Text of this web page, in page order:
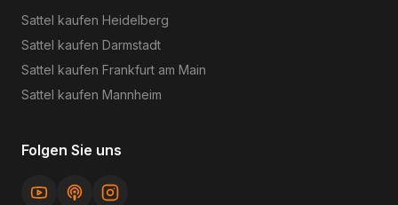
Sattel kaufen Heidelberg
Sattel kaufen Darmstadt
Sattel kaufen Frankfurt am Main
Sattel kaufen Mannheim
Folgen Sie uns